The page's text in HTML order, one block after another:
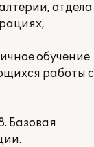
отдела
обучение
работы с
Базовая